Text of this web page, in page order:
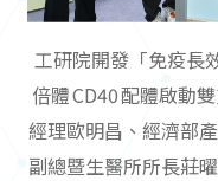
工研院開發「免疫長
倍體 CD40 配體啟動
經理歐明昌、經濟部
副總暨生醫所所長莊